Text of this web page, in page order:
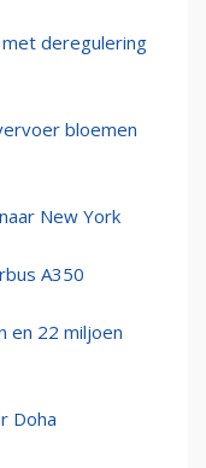
deregulering
bloemen
New York
A350
en 22 miljoen
Doha